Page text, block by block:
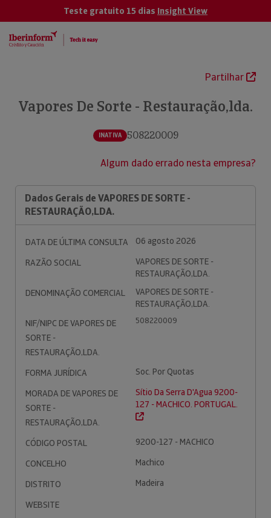
Teste gratuito 15 dias Insight View
Partilhar
Vapores De Sorte - Restauração,lda.
INATIVA 508220009
Algum dado errado nesta empresa?
Dados Gerais de VAPORES DE SORTE -
RESTAURAÇÃO,LDA.
DATA DE ÚLTIMA CONSULTA
06 agosto 2026
RAZÃO SOCIAL
VAPORES DE SORTE -
RESTAURAÇÃO,LDA.
DENOMINAÇÃO COMERCIAL
VAPORES DE SORTE -
RESTAURAÇÃO,LDA.
NIF/NIPC DE VAPORES DE
SORTE -
RESTAURAÇÃO,LDA.
508220009
FORMA JURÍDICA
Soc. Por Quotas
MORADA DE VAPORES DE
SORTE -
RESTAURAÇÃO,LDA.
Sítio Da Serra D'Agua 9200-
127 - MACHICO. PORTUGAL.
CÓDIGO POSTAL
9200-127 - MACHICO
CONCELHO
Machico
DISTRITO
Madeira
WEBSITE